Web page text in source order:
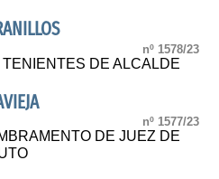
nº 1578/23
DE ALCALDE
nº 1577/23
DE JUEZ DE